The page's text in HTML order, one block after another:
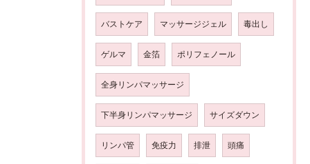
バストケア マッサージジェル 毒出し
ゲルマ 金箔 ポリフェノール
全身リンパマッサージ
下半身リンパマッサージ サイズダウン
リンパ管 免疫力 排泄 頭痛